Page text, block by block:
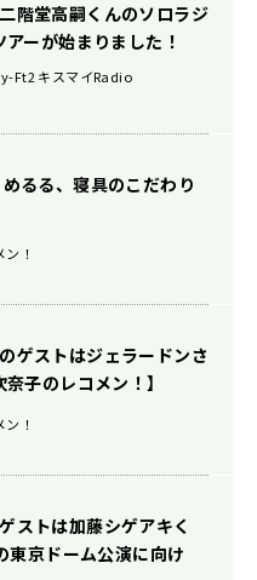
階堂高嗣くんのソロラジ
ーが始まりました！
Ft2 キスマイRadio
るる、寝具のこだわり
ン！
ゲストはジェラードンさ
子のレコメン！】
ン！
ストは加藤シゲアキく
東京ドーム公演に向け